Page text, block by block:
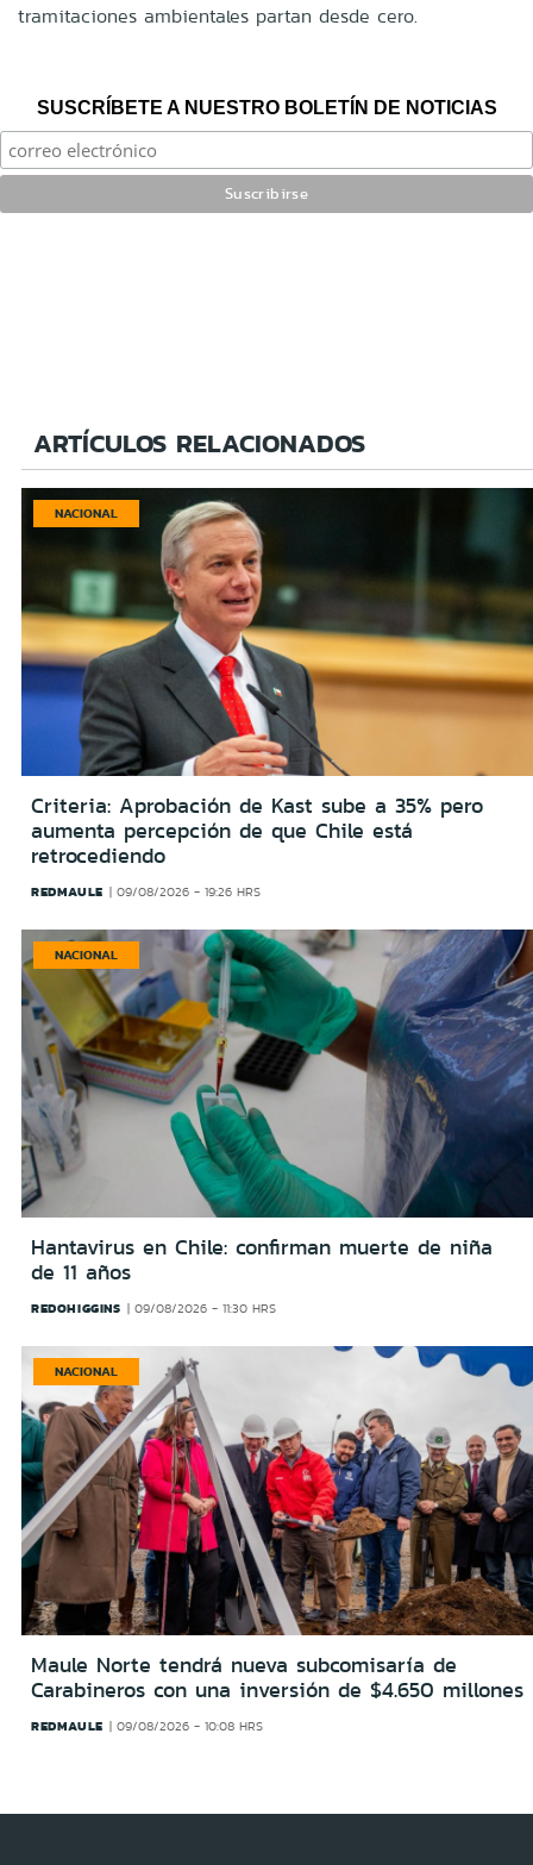
tramitaciones ambientales partan desde cero.
SUSCRÍBETE A NUESTRO BOLETÍN DE NOTICIAS
ARTÍCULOS RELACIONADOS
NACIONAL
Criteria: Aprobación de Kast sube a 35% pero
aumenta percepción de que Chile está
retrocediendo
REDMAULE 09/08/2026 - 19:26 HRS
NACIONAL
Hantavirus en Chile: confirman muerte de niña
de 11 años
REDOHIGGINS 09/08/2026 - 11:30 HRS
NACIONAL
Maule Norte tendrá nueva subcomisaría de
Carabineros con una inversión de $4.650 millones
REDMAULE 09/08/2026 - 10:08 HRS